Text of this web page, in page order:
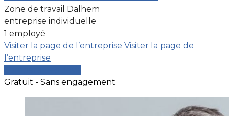
Zone de travail Dalhem
entreprise individuelle
1 employé
Visiter la page de l’entreprise Visiter la page de
l’entreprise
Gratuit - Sans engagement